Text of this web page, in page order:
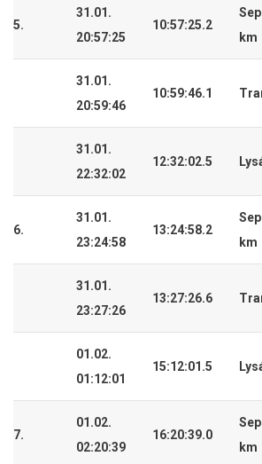
5.
31.01.
20:57:25
10:57:25.2
km
31.01.
20:59:46
10:59:46.1
31.01.
22:32:02
12:32:02.5
6.
31.01.
23:24:58
13:24:58.2
km
31.01.
23:27:26
13:27:26.6
01.02.
01:12:01
15:12:01.5
7.
01.02.
02:20:39
16:20:39.0
km